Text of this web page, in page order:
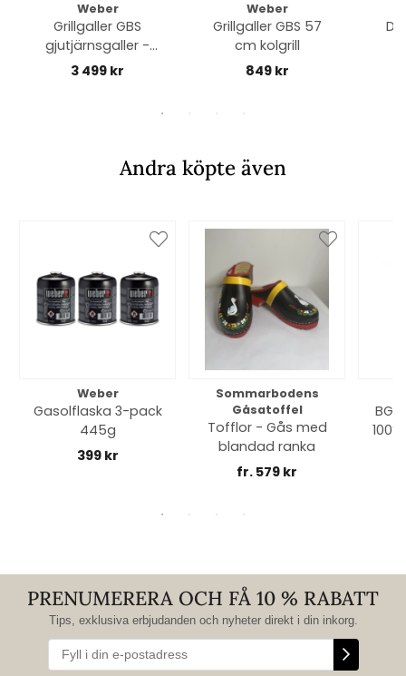
Weber
Grillgaller GBS
gjutjärnsgaller -
Genesis II 400-
3 499 kr
Weber
Grillgaller GBS 57
cm kolgrill
849 kr
Andra köpte även
Weber
Gasolflaska 3-pack
445g
399 kr
Sommarbodens
Gåsatoffel
Tofflor - Gås med
blandad ranka
fr. 579 kr
PRENUMERERA OCH FÅ 10 % RABATT
Tips, exklusiva erbjudanden och nyheter direkt i din inkorg.